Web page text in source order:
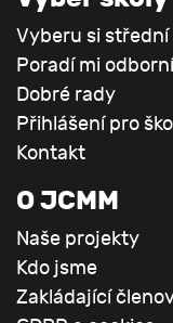
Vyberu si střední
Poradí mi
Dobré rady
Přihlášení pro
Kontakt
O JCMM
Naše projekty
Kdo jsme
Zakládající